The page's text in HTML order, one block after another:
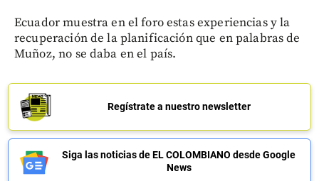
Ecuador muestra en el foro estas experiencias y la
recuperación de la planificación que en palabras de
Muñoz, no se daba en el país.
Regístrate a nuestro newsletter
Siga las noticias de EL COLOMBIANO desde Google
News